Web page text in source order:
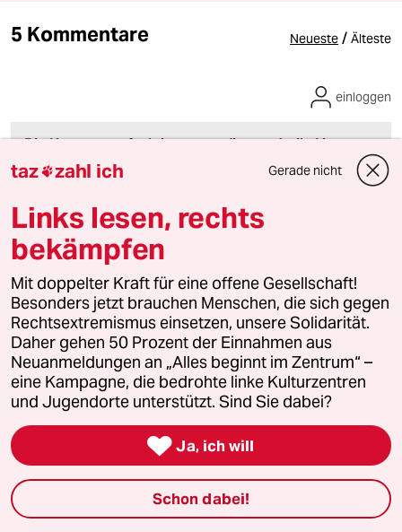
5 Kommentare Neueste / Älteste
Die Kommentarfunktion unter diesem Artikel ist
geschlossen.
Wir öffnen die Kommentarspalte bei ausgewählten
Artikeln für etwa drei Tage –
hier sind sie zu finden
einloggen
H hmpff
21.06.2020,11:38 Uhr
Brot für die Welt, Kuchen für mich - leider nix
Neues im linksgrünen Milieu. (So wie schon
dieser Spiegel-Artikel von 2014 titelt: »Bahn
predigen, Business fliegen«
www.spiegel.de/wir...en-a-1002376.html)
Wenn hier aber betont wird »Meine Freiheit ist
mir sehr wichtig.« schimmert unter dem
gehobenen Selbstmitleid schon ein
bemerkenswerter »Wohlstandstrotz« durch,
taz zahl ich Gerade nicht
Links lesen, rechts
bekämpfen
Mit doppelter Kraft für eine offene Gesellschaft!
Besonders jetzt brauchen Menschen, die sich gegen
Rechtsextremismus einsetzen, unsere Solidarität.
Daher gehen 50 Prozent der Einnahmen aus
Neuanmeldungen an „Alles beginnt im Zentrum“ –
eine Kampagne, die bedrohte linke Kulturzentren
und Jugendorte unterstützt. Sind Sie dabei?
 Ja, ich will
Schon dabei!